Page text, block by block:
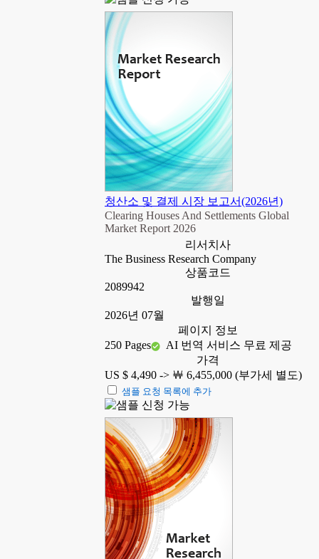
청산소 및 결제 시장 보고서(2026년)
Clearing Houses And Settlements Global
Market Report 2026
리서치사
The Business Research Company
상품코드
2089942
발행일
2026년 07월
페이지 정보
250 Pages
AI 번역 서비스 무료 제공
가격
US $ 4,490 -> ￦ 6,455,000 (부가세 별도)
샘플 요청 목록에 추가